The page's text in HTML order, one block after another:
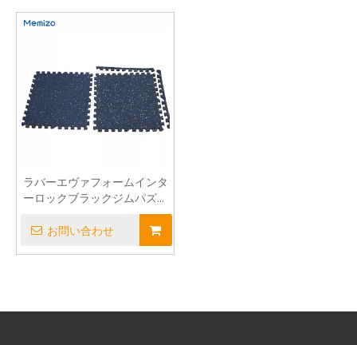
ラバーエヴァフォームインタ
ーロックブラックジムパズル
お問い合わせ